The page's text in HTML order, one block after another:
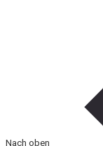
Nach oben